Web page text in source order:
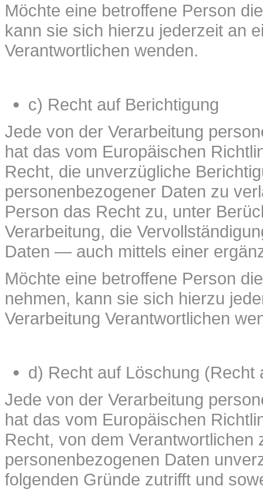
Möchte eine betroffene Person
kann sie sich hierzu jederzeit an
Verantwortlichen wenden.
c) Recht auf Berichtigung
Jede von der Verarbeitung
hat das vom Europäischen
Recht, die unverzügliche
personenbezogener Daten zu
Person das Recht zu, unter
Verarbeitung, die
Daten — auch mittels einer
Möchte eine betroffene Person
nehmen, kann sie sich hierzu
Verarbeitung Verantwortlichen
d) Recht auf Löschung (Recht
Jede von der Verarbeitung
hat das vom Europäischen
Recht, von dem
personenbezogenen Daten
folgenden Gründe zutrifft und